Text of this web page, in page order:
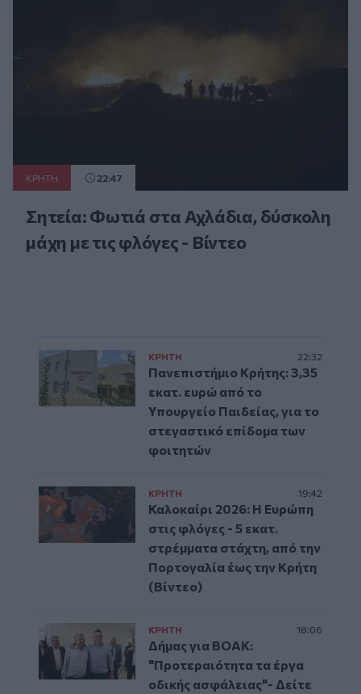
ΚΡΗΤΗ 22:47
Σητεία: Φωτιά στα Αχλάδια, δύσκολη
μάχη με τις φλόγες - Βίντεο
ΚΡΗΤΗ 22:32
Πανεπιστήμιο Κρήτης: 3,35
εκατ. ευρώ από το
Υπουργείο Παιδείας, για το
στεγαστικό επίδομα των
φοιτητών
ΚΡΗΤΗ 19:42
Καλοκαίρι 2026: Η Ευρώπη
στις φλόγες - 5 εκατ.
στρέμματα στάχτη, από την
Πορτογαλία έως την Κρήτη
(Βίντεο)
ΚΡΗΤΗ 18:06
Δήμας για ΒΟΑΚ:
"Προτεραιότητα τα έργα
οδικής ασφάλειας"- Δείτε